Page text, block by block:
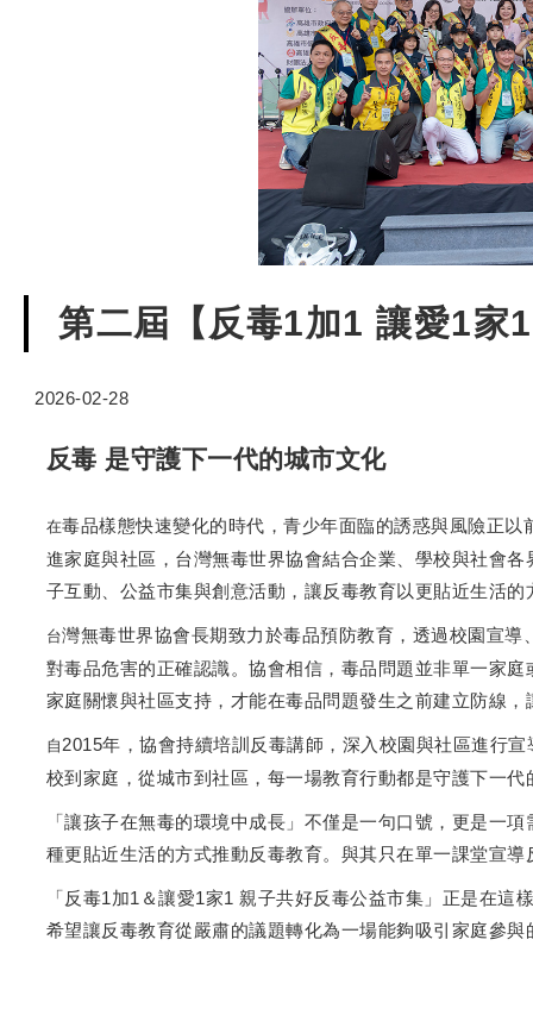
第二屆【反毒1加1 讓愛1家
2026-02-28
反毒 是守護下一代的城市文化
在毒品樣態快速變化的時代，青少年面臨的誘惑與風險正
進家庭與社區，台灣無毒世界協會結合企業、學校與社會
子互動、公益市集與創意活動，讓反毒教育以更貼近生活的
台灣無毒世界協會長期致力於毒品預防教育，透過校園宣
對毒品危害的正確認識。協會相信，毒品問題並非單一家
家庭關懷與社區支持，才能在毒品問題發生之前建立防線
自2015年，協會持續培訓反毒講師，深入校園與社區進行
校到家庭，從城市到社區，每一場教育行動都是守護下一代
「讓孩子在無毒的環境中成長」不僅是一句口號，更是一
種更貼近生活的方式推動反毒教育。與其只在單一課堂宣
「反毒1加1＆讓愛1家1 親子共好反毒公益市集」正是在
希望讓反毒教育從嚴肅的議題轉化為一場能夠吸引家庭參與